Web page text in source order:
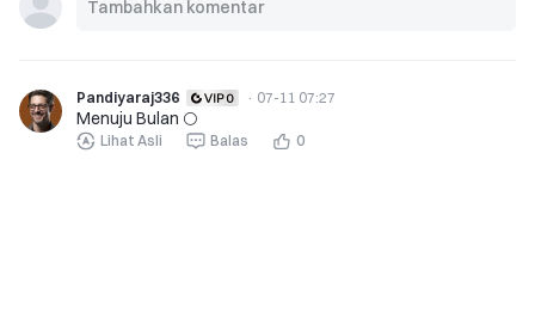
Pandiyaraj336 · 07-11 07:27
Menuju Bulan 🌕
Lihat Asli Balas 0